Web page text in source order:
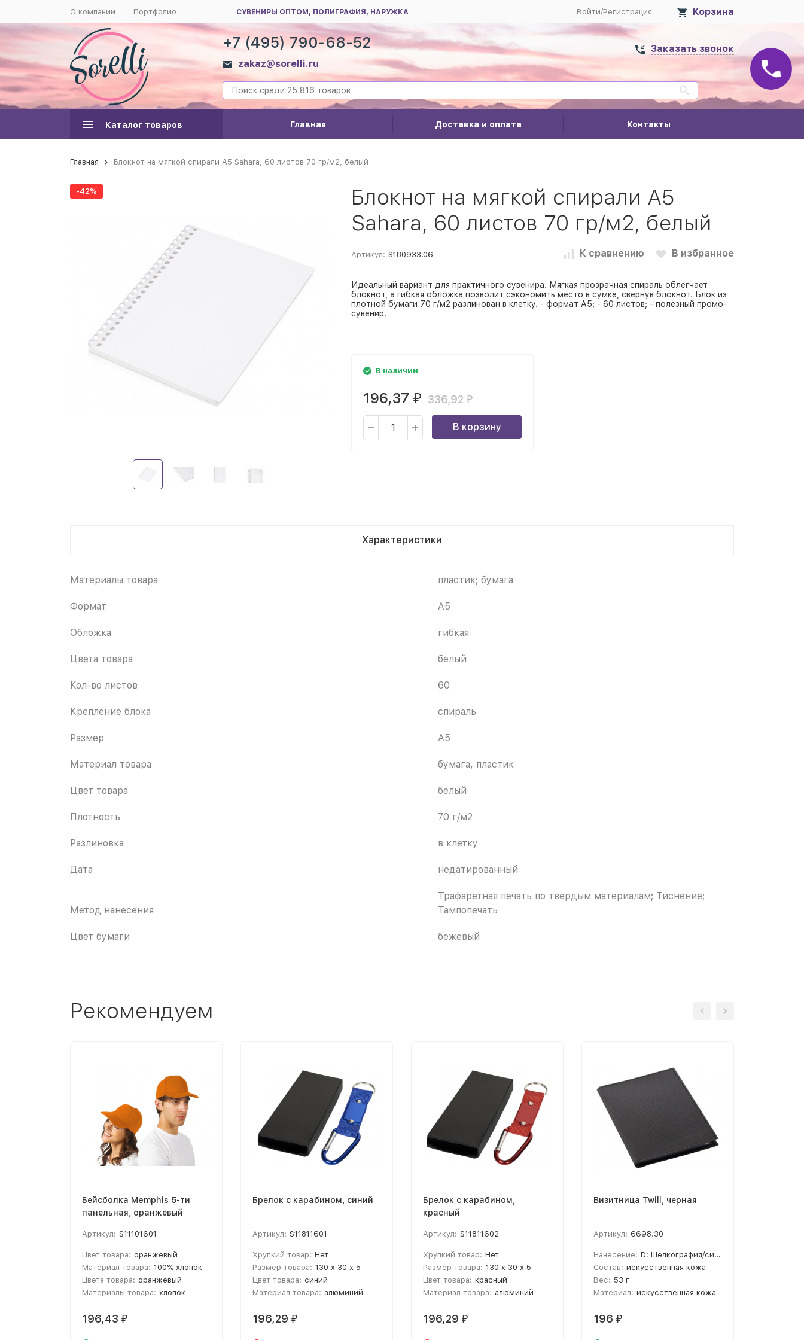
О компании Портфолио СУВЕНИРЫ ОПТОМ, ПОЛИГРАФИЯ, НАРУЖКА Войти/Регистрация Корзина
+7 (495) 790-68-52
zakaz@sorelli.ru
Заказать звонок
Каталог товаров Главная Доставка и оплата Контакты
Главная Блокнот на мягкой спирали А5 Sahara, 60 листов 70 гр/м2, белый
-42%
Блокнот на мягкой спирали А5
Sahara, 60 листов 70 гр/м2, белый
Артикул: S180933.06 К сравнению В избранное
Идеальный вариант для практичного сувенира. Мягкая прозрачная спираль облегчает
блокнот, а гибкая обложка позволит сэкономить место в сумке, свернув блокнот. Блок из
плотной бумаги 70 г/м2 разлинован в клетку. - формат А5; - 60 листов; - полезный промо-
сувенир.
В наличии
196,37 ₽ 336,92₽
В корзину
Характеристики
Материалы товара пластик; бумага
Формат A5
Обложка гибкая
Цвета товара белый
Кол-во листов 60
Крепление блока спираль
Размер A5
Материал товара бумага, пластик
Цвет товара белый
Плотность 70 г/м2
Разлиновка в клетку
Дата недатированный
Метод нанесения
Трафаретная печать по твердым материалам; Тиснение;
Тампопечать
Цвет бумаги бежевый
Рекомендуем
Бейсболка Memphis 5-ти
панельная, оранжевый
Артикул: S11101601
Цвет товара: оранжевый
Материал товара: 100% хлопок
Цвета товара: оранжевый
Материалы товара: хлопок
196,43 ₽
Брелок с карабином, синий
Артикул: S11811601
Хрупкий товар: Нет
Размер товара: 130 x 30 x 5
Цвет товара: синий
Материал товара: алюминий
196,29 ₽
Брелок с карабином,
красный
Артикул: S11811602
Хрупкий товар: Нет
Размер товара: 130 x 30 x 5
Цвет товара: красный
Материал товара: алюминий
196,29 ₽
Визитница Twill, черная
Артикул: 6698.30
Нанесение: D: Шелкография/синтетика, T1: Тиснение
Состав: искусственная кожа
Вес: 53 г
Материал: искусственная кожа
196 ₽